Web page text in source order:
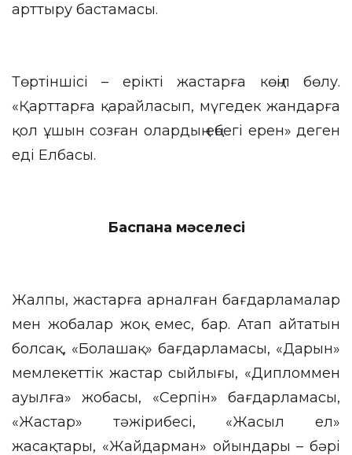
арттыру бастамасы.
Төртіншісі – ерікті жастарға көңіл бөлу.
«Қарттарға қарайласып, мүгедек жандарға
қол ұшын созған олардың еңбегі ерен» деген
еді Елбасы.
Баспана мәселесі
Жалпы, жастарға арналған бағдарламалар
мен жобалар жоқ емес, бар. Атап айтатын
болсақ, «Болашақ» бағдарламасы, «Дарын»
мемлекеттік жастар сыйлығы, «Дипломмен
ауылға» жобасы, «Серпін» бағдарламасы,
«Жастар» тәжірибесі, «Жасыл ел»
жасақтары, «Жайдарман» ойындары – бәрі